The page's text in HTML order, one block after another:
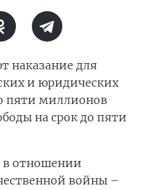
наказание для
и юридических
пяти миллионов
на срок до пяти
в отношении
войны –